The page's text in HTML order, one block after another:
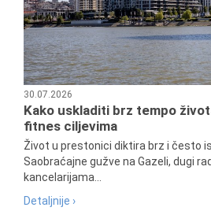
30.07.2026
Kako uskladiti brz tempo
fitnes ciljevima
Život u prestonici diktira brz i često
Saobraćajne gužve na Gazeli, dugi
kancelarijama...
Detaljnije ›